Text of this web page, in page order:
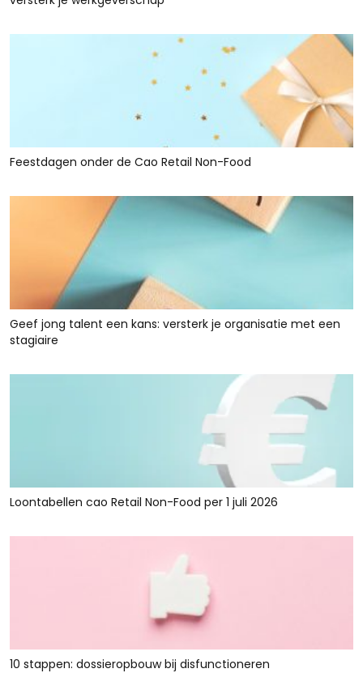
Feestdagen onder de Cao Retail Non-Food
Geef jong talent een kans: versterk je organisatie met een
stagiaire
Loontabellen cao Retail Non-Food per 1 juli 2026
10 stappen: dossieropbouw bij disfunctioneren